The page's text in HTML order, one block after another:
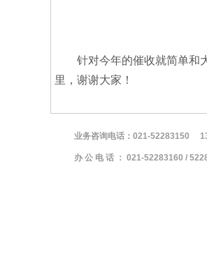
针对今年的催收就简单和大
里，谢谢大家！
业务咨询电话：021-
办 公 电 话 ： 021-